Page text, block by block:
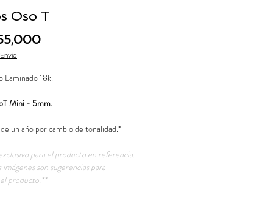
Oso T
Price
Laminado 18k.
Mini - 5mm.
un año por cambio de tonalidad.*
para el producto en referencia.
imágenes son sugerencias para
producto.**